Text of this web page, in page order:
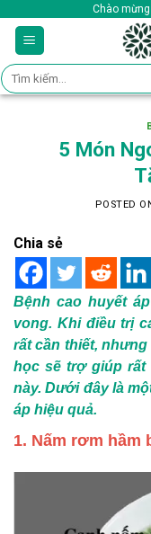
content
Chào
Tìm
kiếm:
5 Món
POSTED
Chia sẻ
Bệnh cao huyết
vong. Khi điều trị
rất cần thiết,
học sẽ trợ giúp rất
này. Dưới đây là
áp hiệu quả.
1. Nấm rơm hầm